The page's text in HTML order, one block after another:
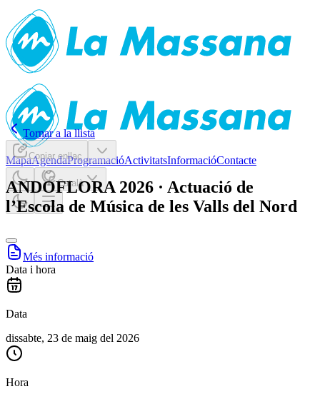
MapaAgendaProgramacióActivitatsInformacióContacte
Català
Tornar a la llista
Copiar enllaç
ANDOFLORA 2026 · Actuació de
l’Escola de Música de les Valls del Nord
Més informació
Data i hora
Data
dissabte, 23 de maig del 2026
Hora